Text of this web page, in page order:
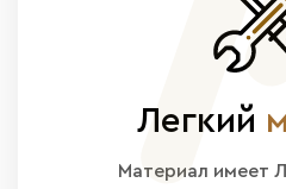
Легкий
Материал имеет